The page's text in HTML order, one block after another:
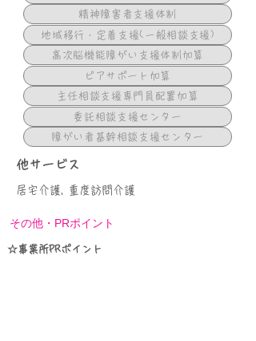
精神障害者支援体制
地域移行・定着支援(一般相談支援)
高次脳機能障がい支援体制加算
ピアサポート加算
主任相談支援専門員配置加算
委託相談支援センター
障がい者基幹相談支援センター
他サービス
居宅介護, 重度訪問介護
その他・PRポイント
☆事業所PRポイント